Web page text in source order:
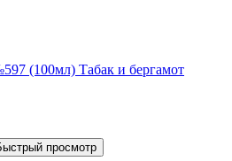
(100мл) Табак и бергамот
просмотр